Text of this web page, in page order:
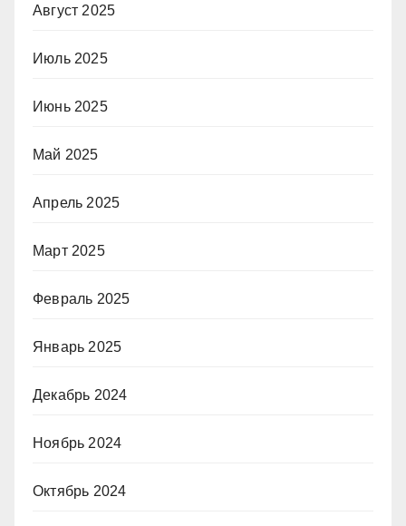
Август 2025
Июль 2025
Июнь 2025
Май 2025
Апрель 2025
Март 2025
Февраль 2025
Январь 2025
Декабрь 2024
Ноябрь 2024
Октябрь 2024